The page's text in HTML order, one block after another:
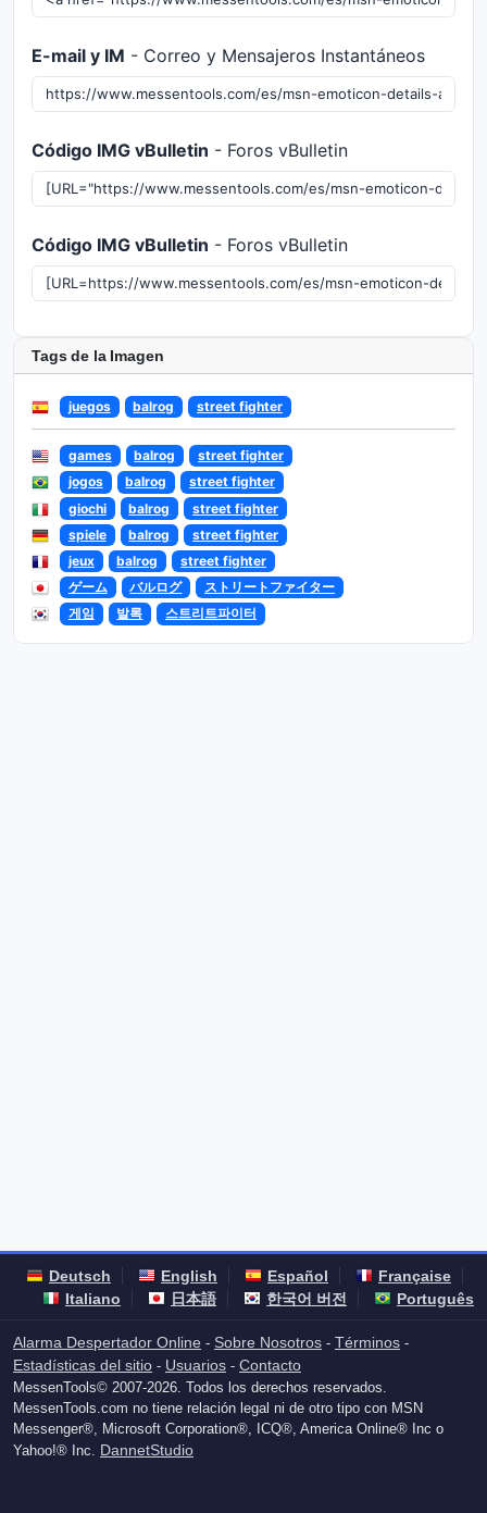
E-mail y IM - Correo y Mensajeros Instantáneos
Código IMG vBulletin - Foros vBulletin
Código IMG vBulletin - Foros vBulletin
Tags de la Imagen
juegos balrog street fighter
games balrog
street fighter
jogos
balrog
street fighter
giochi
balrog
street fighter
spiele
balrog
street fighter
jeux
balrog
street fighter
ゲーム
バルログ
ストリートファイター
게임
발록 스트리트파이터
Deutsch English Español
Française
Italiano
日本語 한국어 버전 Português
Alarma Despertador Online - Sobre Nosotros - Términos -
Estadísticas del sitio - Usuarios - Contacto
MessenTools© 2007-2026. Todos los derechos reservados.
MessenTools.com no tiene relación legal ni de otro tipo con MSN
Messenger®, Microsoft Corporation®, ICQ®, America Online® Inc o
Yahoo!® Inc. DannetStudio